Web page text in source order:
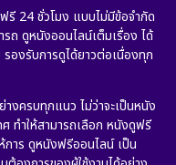
24 ชั่วโมง แบบไม่มีข้อจำกัด
ถ ดูหนังออนไลน์เต็มเรื่อง ได้
องรับการดูได้ยาวต่อเนื่องทุก
งครบทุกแนว ไม่ว่าจะเป็นหนัง
ทำให้สามารถเลือก หนังดูฟรี
การ ดูหนังฟรีออนไลน์ เป็น